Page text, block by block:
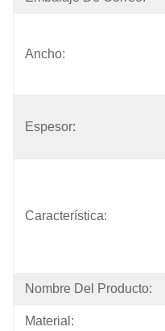
Ancho:
Espesor:
Característica:
Nombre Del Producto:
Material: